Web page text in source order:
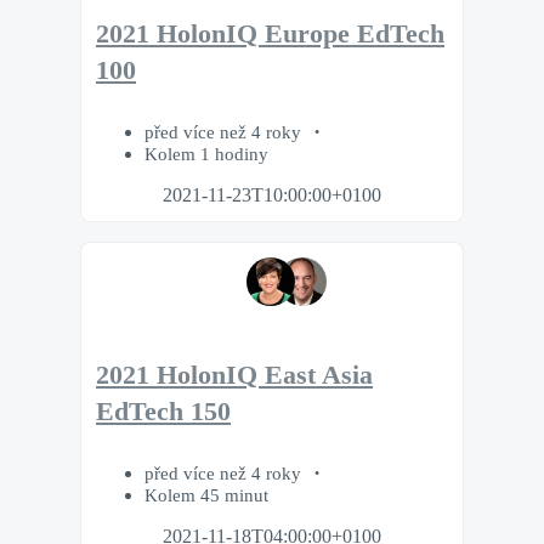
2021 HolonIQ Europe EdTech
100
před více než 4 roky
Kolem 1 hodiny
2021-11-23T10:00:00+0100
2021 HolonIQ East Asia
EdTech 150
před více než 4 roky
Kolem 45 minut
2021-11-18T04:00:00+0100